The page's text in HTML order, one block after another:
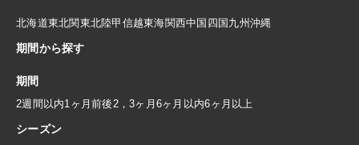
北海道東北関東北陸甲信越東海関西中国 四国 九州 沖縄
期間から探す
期間
2週間以内1ヶ月前後2，3ヶ月 6ヶ月以内6ヶ月以上
シーズン